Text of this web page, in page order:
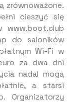
zrównoważone.
cieszyć się
do saloników
Wi-Fi w
za dwa dni
nadal mogą
a starsi
Organizatorzy